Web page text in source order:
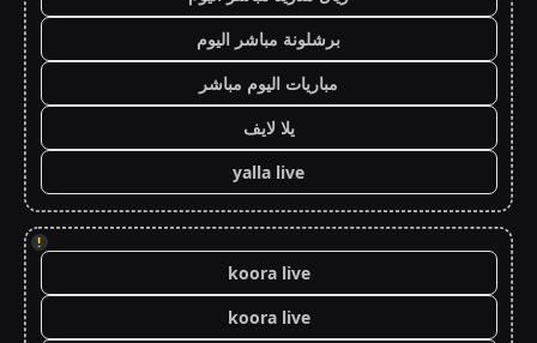
برشلونة مباشر اليوم
مباريات اليوم مباشر
يلا لايف
yalla live
!
koora live
koora live